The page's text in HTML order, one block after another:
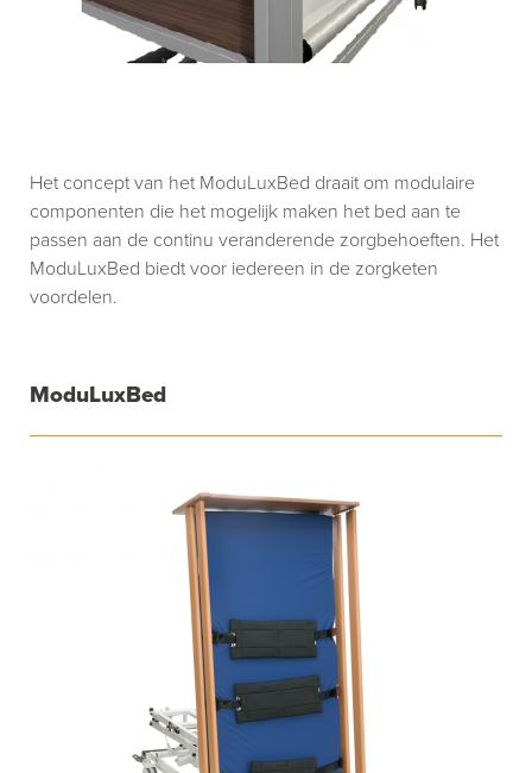
ModuLuxBed
Het concept van het ModuLuxBed draait om modulaire
componenten die het mogelijk maken het bed aan te
passen aan de continu veranderende zorgbehoeften. Het
ModuLuxBed biedt voor iedereen in de zorgketen
voordelen.